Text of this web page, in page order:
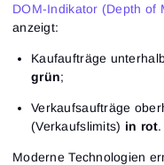
DOM-Indikator (Depth of
anzeigt:
Kaufaufträge
grün;
Verkaufsaufträge
(Verkaufslimits) in rot.
Moderne Technologien